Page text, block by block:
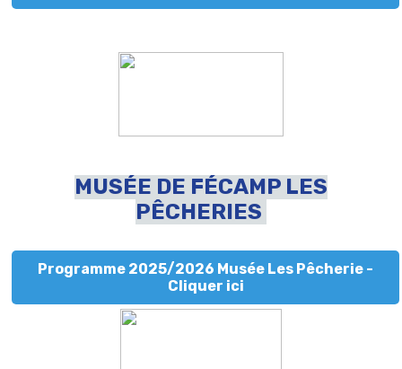
MUSÉE DE FÉCAMP LES
PÊCHERIES
Programme 2025/2026 Musée Les Pêcherie -
Cliquer ici